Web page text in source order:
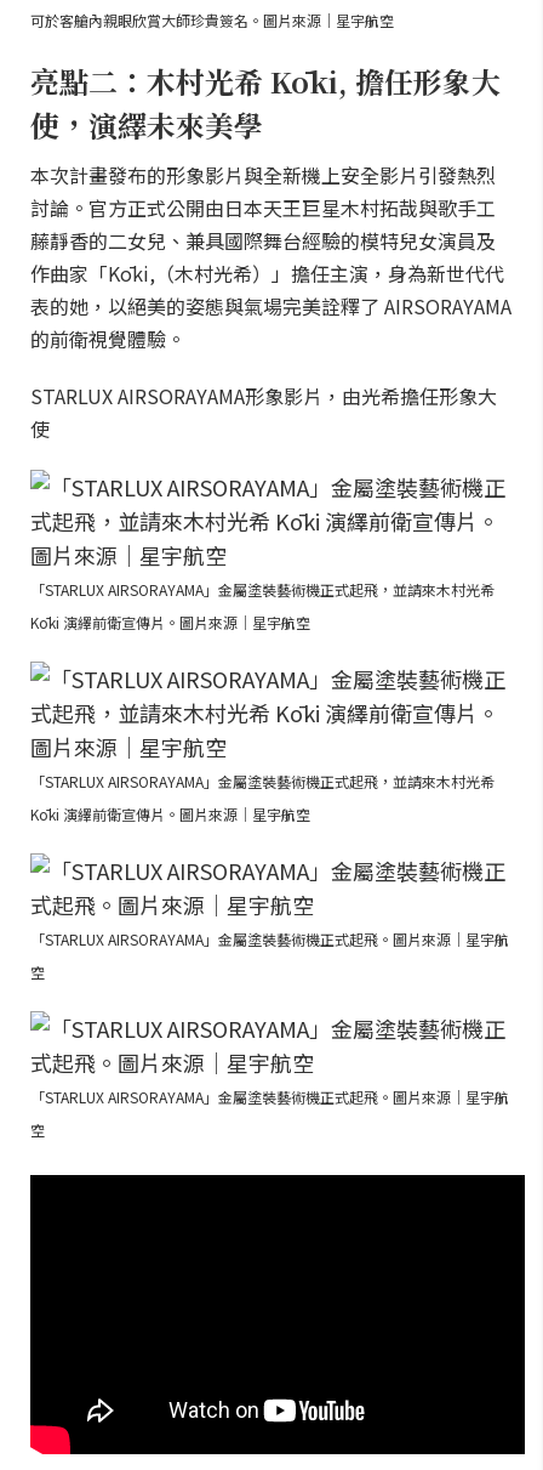
可於客艙內親眼欣賞大師珍貴簽名。圖片來源｜星宇航空
亮點二：木村光希 Kōki, 擔任形象大
使，演繹未來美學
本次計畫發布的形象影片與全新機上安全影片引發熱烈
討論。官方正式公開由日本天王巨星木村拓哉與歌手工
藤靜香的二女兒、兼具國際舞台經驗的模特兒女演員及
作曲家「Kōki,（木村光希）」擔任主演，身為新世代代
表的她，以絕美的姿態與氣場完美詮釋了 AIRSORAYAMA
的前衛視覺體驗。
STARLUX AIRSORAYAMA形象影片，由光希擔任形象大
使
「STARLUX AIRSORAYAMA」金屬塗裝藝術機正式起飛，並請來木村光希
Kōki 演繹前衛宣傳片。圖片來源｜星宇航空
「STARLUX AIRSORAYAMA」金屬塗裝藝術機正式起飛，並請來木村光希
Kōki 演繹前衛宣傳片。圖片來源｜星宇航空
「STARLUX AIRSORAYAMA」金屬塗裝藝術機正式起飛。圖片來源｜星宇航
空
「STARLUX AIRSORAYAMA」金屬塗裝藝術機正式起飛。圖片來源｜星宇航
空